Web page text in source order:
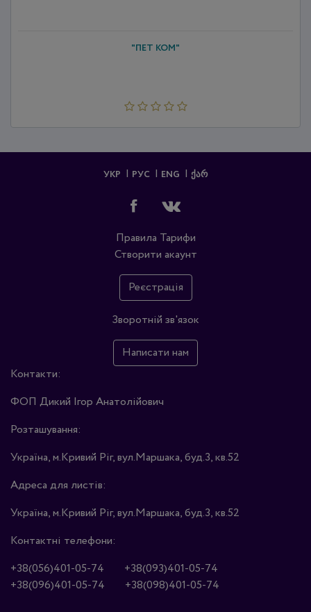
"ПЕТ КОМ"
УКР РУС ENG ᲥᲐᲠ
Правила Тарифи
Створити акаунт
Реєстрація
Зворотній зв'язок
Написати нам
Контакти:
ФОП Дикий Ігор Анатолійович
Розташування:
Україна, м.Кривий Ріг, вул.Маршака, буд.3, кв.52
Адреса для листів:
Україна, м.Кривий Ріг, вул.Маршака, буд.3, кв.52
Контактні телефони:
+38(056)401-05-74
+38(093)401-05-74
+38(096)401-05-74
+38(098)401-05-74